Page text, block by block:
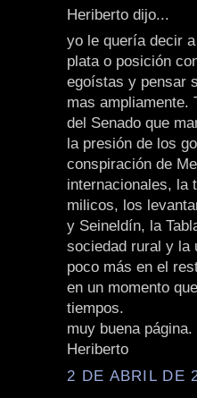
Heriberto dijo...
yo le quería decir
plata o posición
egoístas y pensar
mas ampliamente.
del Senado que
la presión de los
conspiración de
internacionales, la
milicos, los
y Seineldín, la
sociedad rural y la
poco más en el
en un momento
tiempos.
muy buena página.
Heriberto
2 DE ABRIL DE